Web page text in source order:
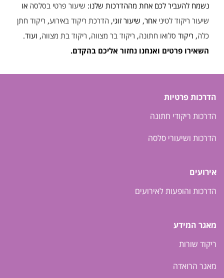
נשמח להעביר לכם אחת מההדרכות שלנו: שיעור פרטי בסלסה או
שיעור ריקוד לטיני אחר, שיעור זוגי, הדרכת ריקוד באירוע, ריקוד חתן
כלה, ריקוד סלואו חתונה, ריקוד בר מצווה, ריקוד בת מצווה, ועוד.
השאירו פרטים ואנחנו נחזור אליכם בהקדם.
הדרכות פרטיות
הדרכות ריקודי חתונה
הדרכות ושיעורי סלסה
אירועים
הדרכות והופעות לאירועים
מאגר המידע
ריקוד שורות
מאגר הרואדה